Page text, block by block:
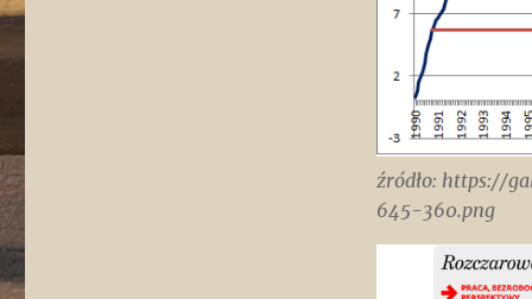
źródło: https://
645-360.png